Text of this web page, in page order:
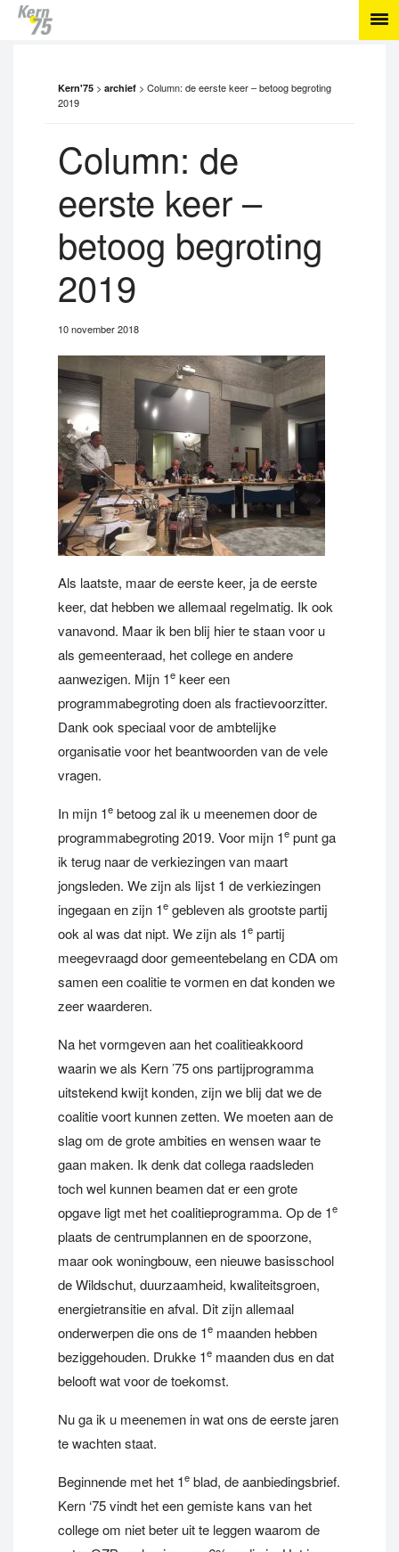
Kern'75 > archief > Column: de eerste keer – betoog begroting
2019
Column: de
eerste keer –
betoog begroting
2019
10 november 2018
Als laatste, maar de eerste keer, ja de eerste
keer, dat hebben we allemaal regelmatig. Ik ook
vanavond. Maar ik ben blij hier te staan voor u
als gemeenteraad, het college en andere
aanwezigen. Mijn 1e keer een
programmabegroting doen als fractievoorzitter.
Dank ook speciaal voor de ambtelijke
organisatie voor het beantwoorden van de vele
vragen.
In mijn 1e betoog zal ik u meenemen door de
programmabegroting 2019. Voor mijn 1e punt ga
ik terug naar de verkiezingen van maart
jongsleden. We zijn als lijst 1 de verkiezingen
ingegaan en zijn 1e gebleven als grootste partij
ook al was dat nipt. We zijn als 1e partij
meegevraagd door gemeentebelang en CDA om
samen een coalitie te vormen en dat konden we
zeer waarderen.
Na het vormgeven aan het coalitieakkoord
waarin we als Kern ’75 ons partijprogramma
uitstekend kwijt konden, zijn we blij dat we de
coalitie voort kunnen zetten. We moeten aan de
slag om de grote ambities en wensen waar te
gaan maken. Ik denk dat collega raadsleden
toch wel kunnen beamen dat er een grote
opgave ligt met het coalitieprogramma. Op de 1e
plaats de centrumplannen en de spoorzone,
maar ook woningbouw, een nieuwe basisschool
de Wildschut, duurzaamheid, kwaliteitsgroen,
energietransitie en afval. Dit zijn allemaal
onderwerpen die ons de 1e maanden hebben
beziggehouden. Drukke 1e maanden dus en dat
belooft wat voor de toekomst.
Nu ga ik u meenemen in wat ons de eerste jaren
te wachten staat.
Beginnende met het 1e blad, de aanbiedingsbrief.
Kern ‘75 vindt het een gemiste kans van het
college om niet beter uit te leggen waarom de